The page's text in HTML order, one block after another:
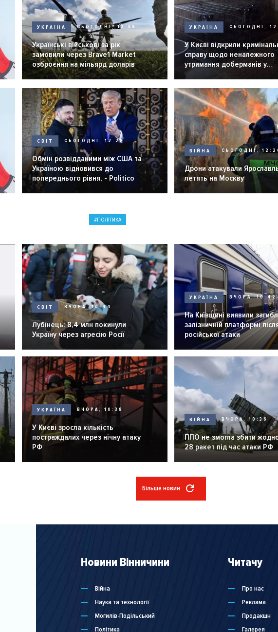
УКРАЇНА СЬОГОДНІ, 12:39
Українські військові за рік
замовили через Brave1 Market
озброєння на мільярд доларів
УКРАЇНА СЬОГОДНІ,
У Києві відкрили
справу щодо неналежного
утримання доберманів у
розпліднику
СВІТ СЬОГОДНІ, 12:28
Обмін розвідданими між США та
Україною відновився до
попереднього рівня, - Politico
ВІЙНА СЬОГОДНІ,
Дрони атакували
летять на Москву
ПОЛІТИКА
СВІТ ВЧОРА, 10:44
Лубінець: 8,4 млн покинули
Україну через агресію Росії
УКРАЇНА ВЧОРА, 10:42
На Київщині виявили
залізничній платформі
російської атаки
УКРАЇНА ВЧОРА, 10:38
У Києві зросла кількість
постраждалих через нічну атаку
РФ
ВІЙНА ВЧОРА, 10:36
ППО не змогла збити
28 ракет під час атаки РФ
Більше новин
Новини Вінничини
Війна
Наука та технології
Могилів-Подільський
Політика
Читачу
Про нас
Реклама
Продакшн
Галерея